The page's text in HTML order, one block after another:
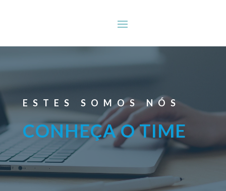
ESTES SOMOS NÓS
CONHEÇA O TIME